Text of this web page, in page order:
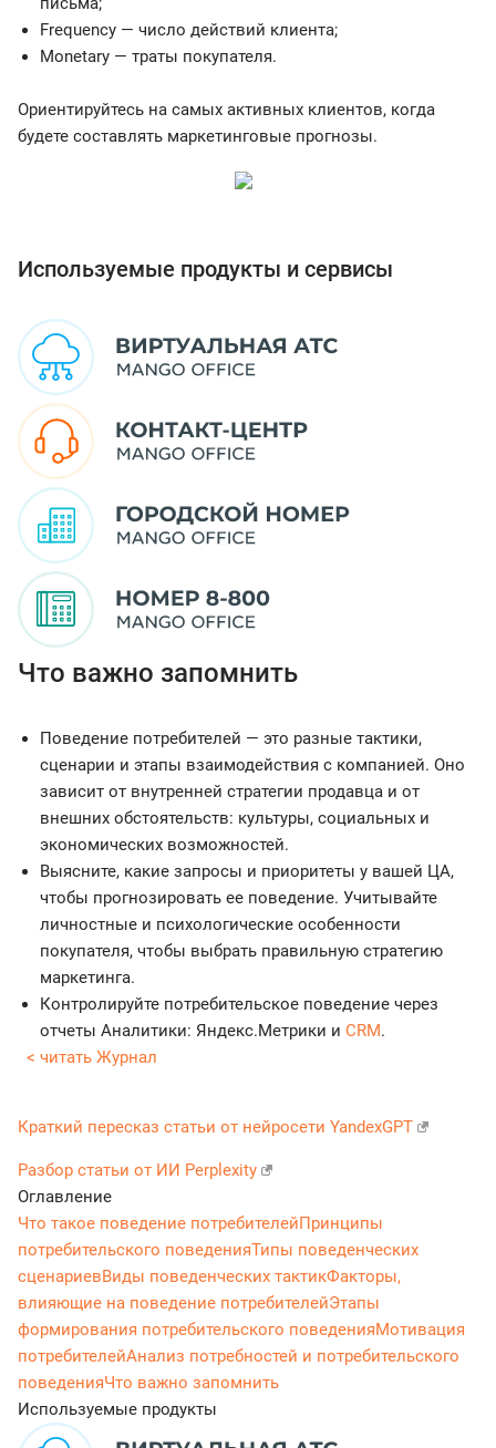
Frequency — число действий клиента;
Monetary — траты покупателя.
Ориентируйтесь на самых активных клиентов, когда
будете составлять маркетинговые прогнозы.
Используемые продукты и сервисы
Что важно запомнить
Поведение потребителей — это разные тактики,
сценарии и этапы взаимодействия с компанией. Оно
зависит от внутренней стратегии продавца и от
внешних обстоятельств: культуры, социальных и
экономических возможностей.
Выясните, какие запросы и приоритеты у вашей ЦА,
чтобы прогнозировать ее поведение. Учитывайте
личностные и психологические особенности
покупателя, чтобы выбрать правильную стратегию
маркетинга.
Контролируйте потребительское поведение через
отчеты Аналитики: Яндекс.Метрики и CRM.
< читать Журнал
Краткий пересказ статьи от нейросети YandexGPT
Разбор статьи от ИИ Perplexity
Оглавление
Что такое поведение потребителейПринципы
потребительского поведенияТипы поведенческих
сценариевВиды поведенческих тактикФакторы,
влияющие на поведение потребителейЭтапы
формирования потребительского поведенияМотивация
потребителейАнализ потребностей и потребительского
поведенияЧто важно запомнить
Используемые продукты